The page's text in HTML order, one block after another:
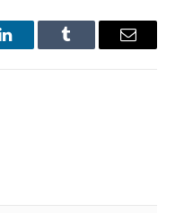
LinkedInTumblr Email